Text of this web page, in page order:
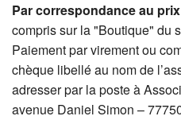
Par correspondance au
compris sur la "Boutique" du
Paiement par virement ou
chèque libellé au nom de
adresser par la poste à
avenue Daniel Simon –